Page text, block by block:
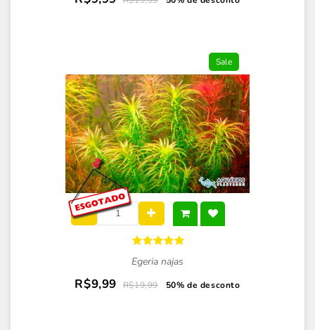
Sale
Egeria najas
R$9,99 R$19,99 50% de desconto